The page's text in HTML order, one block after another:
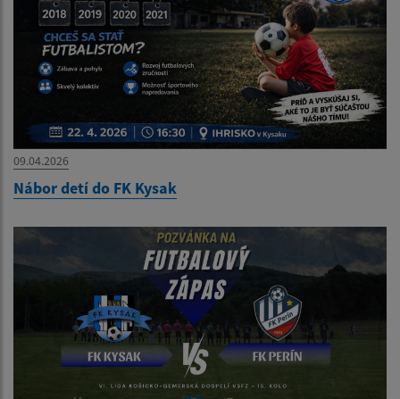
09.04.2026
Nábor detí do FK Kysak